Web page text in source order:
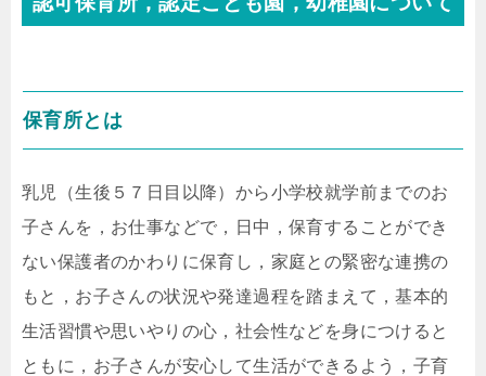
保育所とは
乳児（生後５７日目以降）から小学校就学前までのお
子さんを，お仕事などで，日中，保育することができ
ない保護者のかわりに保育し，家庭との緊密な連携の
もと，お子さんの状況や発達過程を踏まえて，基本的
生活習慣や思いやりの心，社会性などを身につけると
ともに，お子さんが安心して生活ができるよう，子育